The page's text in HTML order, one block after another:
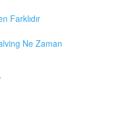
Farklıdır
Ne Zaman